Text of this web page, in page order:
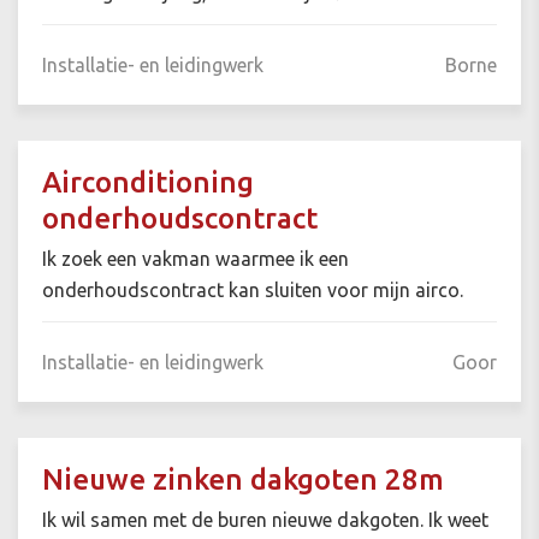
Installatie- en leidingwerk Borne
Airconditioning
onderhoudscontract
Ik zoek een vakman waarmee ik een
onderhoudscontract kan sluiten voor mijn airco.
Installatie- en leidingwerk Goor
Nieuwe zinken dakgoten 28m
Ik wil samen met de buren nieuwe dakgoten. Ik weet